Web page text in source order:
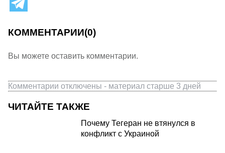
КОММЕНТАРИИ(0)
Вы можете оставить комментарии.
Комментарии отключены - материал старше 3 дней
ЧИТАЙТЕ ТАКЖЕ
Почему Тегеран не втянулся в
конфликт с Украиной